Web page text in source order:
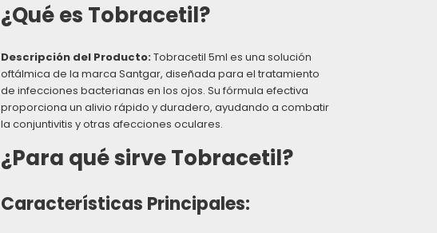
¿Qué es Tobracetil?
Descripción del Producto:Tobracetil 5ml es una solución
oftálmica de la marca Santgar, diseñada para el tratamiento
de infecciones bacterianas en los ojos. Su fórmula efectiva
proporciona un alivio rápido y duradero, ayudando a combatir
la conjuntivitis y otras afecciones oculares.
¿Para qué sirve Tobracetil?
Características Principales: